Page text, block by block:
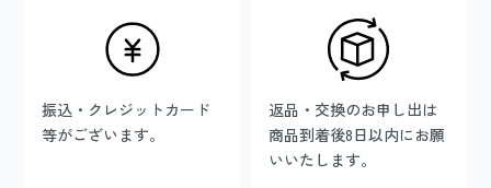
振込・クレジットカード
等がございます。
返品・交換のお申し出は
商品到着後8日以内にお願
いいたします。